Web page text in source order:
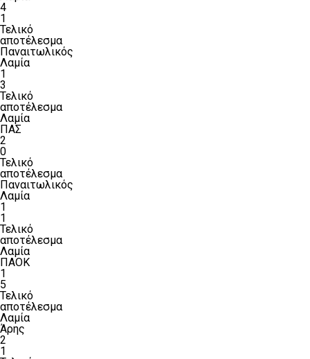
4
1
Τελικό
αποτέλεσμα
Παναιτωλικός
Λαμία
1
3
Τελικό
αποτέλεσμα
Λαμία
ΠΑΣ
2
0
Τελικό
αποτέλεσμα
Παναιτωλικός
Λαμία
1
1
Τελικό
αποτέλεσμα
Λαμία
ΠΑΟΚ
1
5
Τελικό
αποτέλεσμα
Λαμία
Άρης
2
1